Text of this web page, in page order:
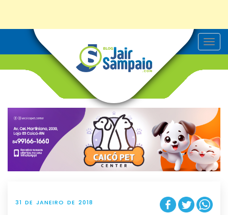
T
o
v
g
t
i
o
n
31 DE JANEIRO DE 2018